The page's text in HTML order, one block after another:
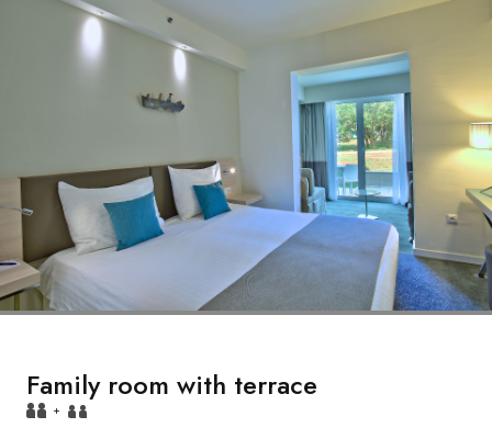
Family room with terrace
+